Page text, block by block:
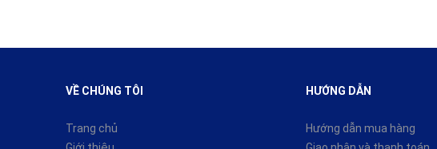
VỀ CHÚNG TÔI
Trang chủ
HƯỚNG DẪN
Hướng dẫn mua hàng